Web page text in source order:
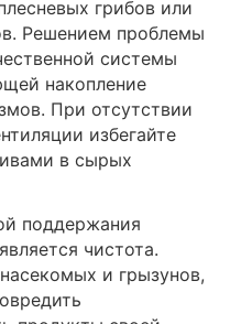
грибов или
Решением проблемы
системы
накопление
При отсутствии
избегайте
в сырых
поддержания
чистота.
и грызунов,